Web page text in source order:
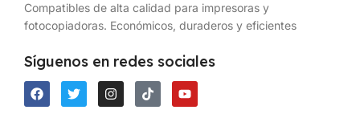
Compatibles de alta calidad para impresoras y
fotocopiadoras. Económicos, duraderos y eficientes
Síguenos en redes sociales